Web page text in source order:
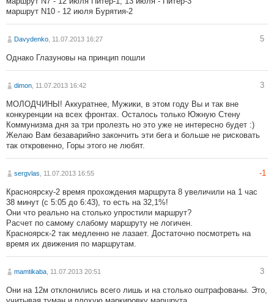
маршрут N10 - 12 июля Бурятия-2
Davydenko , 11.07.2013 16:27 5
Однако Глазуновы на принцип пошли
dimon , 11.07.2013 16:42 3
МОЛОДЧИНЫ! Аккуратнее, Мужики, в этом году Вы и так вне
конкуренции на всех фронтах. Осталось только Южную Стену
Коммунизма дня за три пролезть но это уже не интересно будет :)
Желаю Вам безаварийно закончить эти бега и больше не рисковать
так откровенно, Горы этого не любят.
sergvlas , 11.07.2013 16:55 -1
Красноярску-2 время прохождения маршрута 8 увеличили на 1 час
38 минут (с 5:05 до 6:43), то есть на 32,1%!
Они что реально на столько упростили маршрут?
Расчет по самому слабому маршруту не логичен.
Красноярск-2 так медленно не лазает. Достаточно посмотреть на
время их движения по маршрутам.
mamtikaba , 11.07.2013 20:51 3
Они на 12м отклонились всего лишь и на столько оштрафованы. Это,